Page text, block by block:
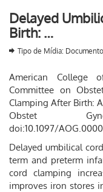
Delayed
Birth: …
Tipo de Mídia:
American College
Committee on
Clamping After Birth:
Obstet
doi:10.1097/
Delayed umbilical
term and preterm
cord clamping
improves iron stores